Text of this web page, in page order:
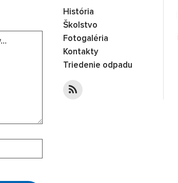
Text vašej správy...
História
Školstvo
Fotogaléria
Kontakty
Triedenie odpadu